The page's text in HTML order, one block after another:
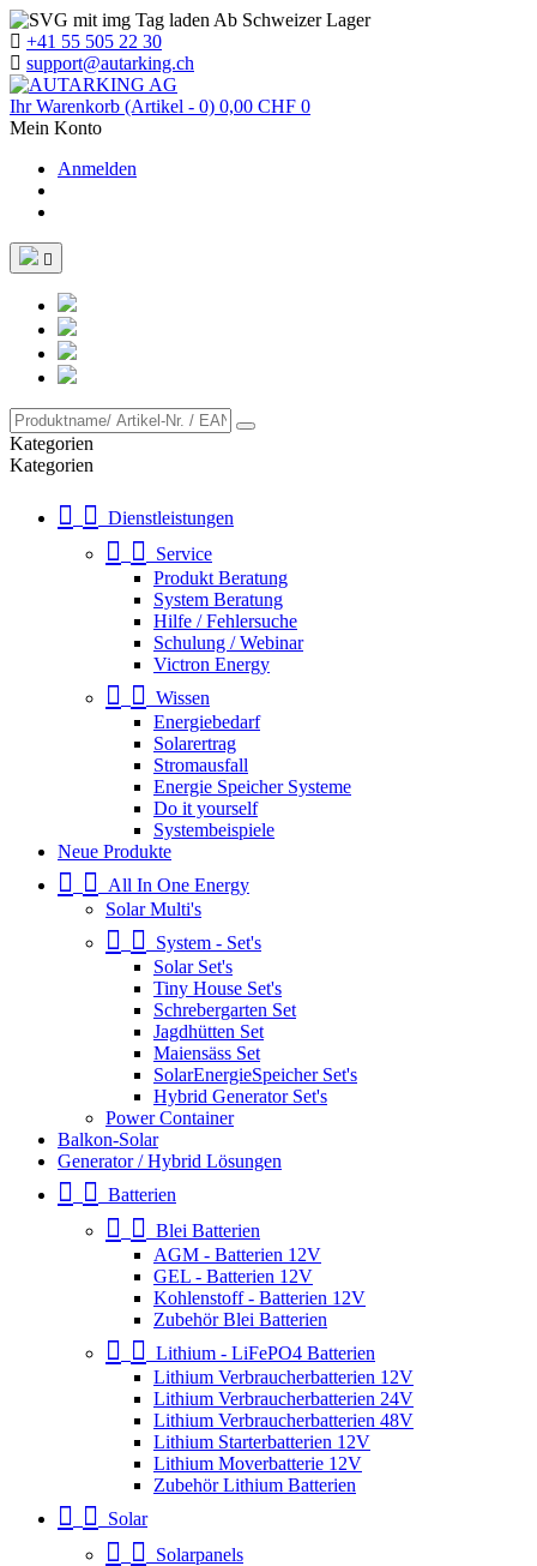
Ab Schweizer Lager
+41 55 505 22 30
support@autarking.ch
Ihr Warenkorb (Artikel - 0) 0,00 CHF 0
Mein Konto
Anmelden

Kategorien
Kategorien
Dienstleistungen
Service
Produkt Beratung
System Beratung
Hilfe / Fehlersuche
Schulung / Webinar
Victron Energy
Wissen
Energiebedarf
Solarertrag
Stromausfall
Energie Speicher Systeme
Do it yourself
Systembeispiele
Neue Produkte
All In One Energy
Solar Multi's
System - Set's
Solar Set's
Tiny House Set's
Schrebergarten Set
Jagdhütten Set
Maiensäss Set
SolarEnergieSpeicher Set's
Hybrid Generator Set's
Power Container
Balkon-Solar
Generator / Hybrid Lösungen
Batterien
Blei Batterien
AGM - Batterien 12V
GEL - Batterien 12V
Kohlenstoff - Batterien 12V
Zubehör Blei Batterien
Lithium - LiFePO4 Batterien
Lithium Verbraucherbatterien 12V
Lithium Verbraucherbatterien 24V
Lithium Verbraucherbatterien 48V
Lithium Starterbatterien 12V
Lithium Moverbatterie 12V
Zubehör Lithium Batterien
Solar
Solarpanels